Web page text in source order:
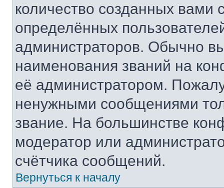
количество созданных
определённых
администраторов. Обычно
наименования званий на
её администратором.
ненужными сообщениями
звание. На большинстве
модератор или
счётчика сообщений.
Вернуться к началу